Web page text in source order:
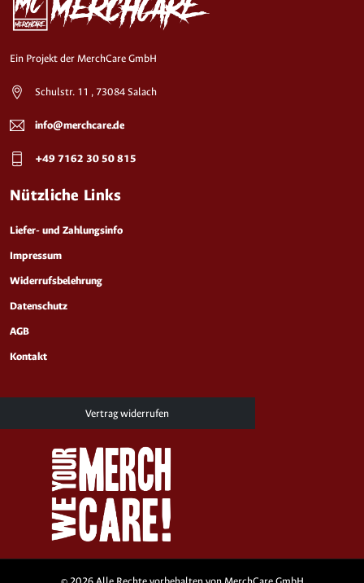
Ein Projekt der MerchCare GmbH
Schulstr. 11 , 73084 Salach
info@merchcare.de
+49 7162 30 50 815
Nützliche Links
Liefer- und Zahlungsinfo
Impressum
Widerrufsbelehrung
Datenschutz
AGB
Kontakt
Vertrag widerrufen